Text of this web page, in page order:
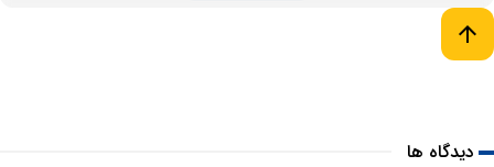
arrow_upward
دیدگاه ها